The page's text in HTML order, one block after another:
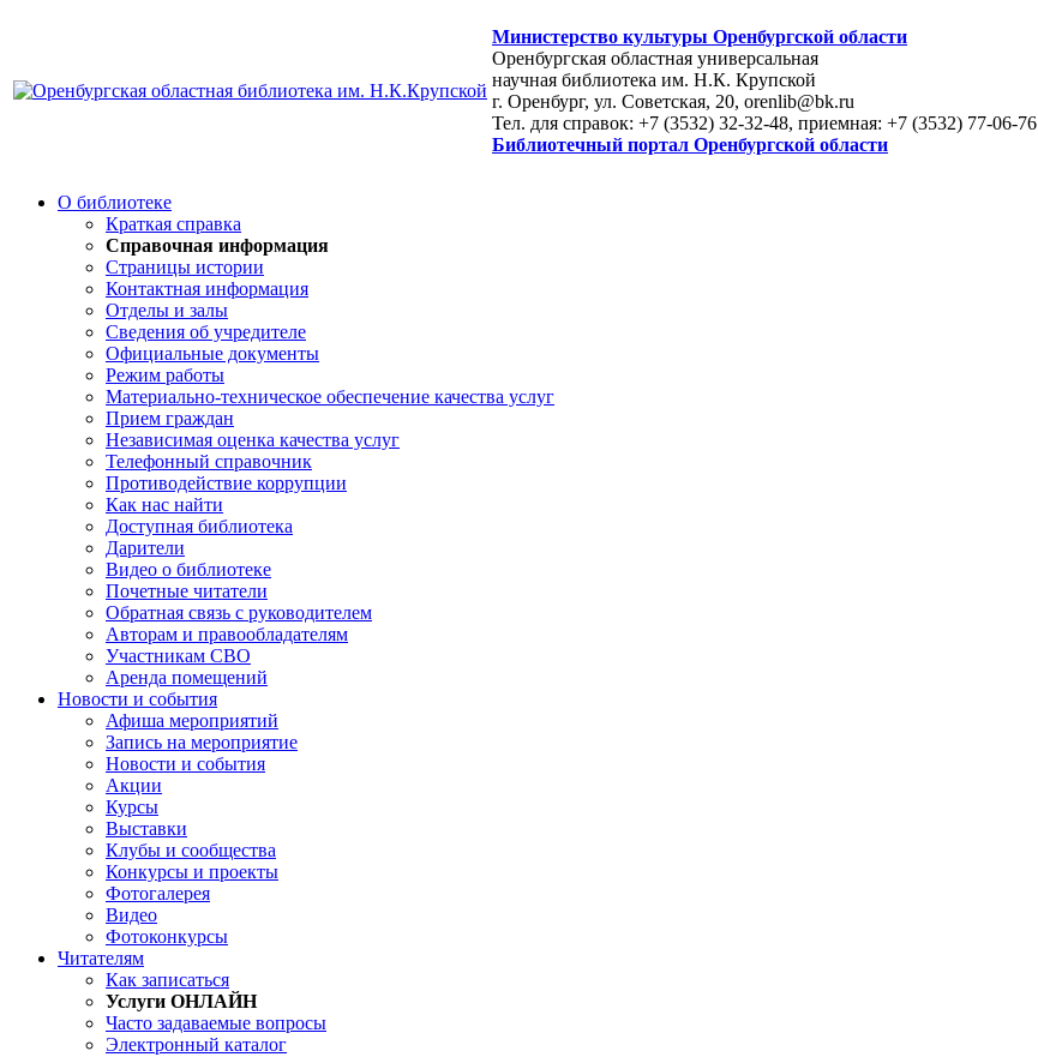
Министерство культуры Оренбургской области
Оренбургская областная универсальная
научная библиотека им. Н.К. Крупской
г. Оренбург, ул. Советская, 20, orenlib@bk.ru
Тел. для справок: +7 (3532) 32-32-48, приемная: +7 (3532) 77-06-76
Библиотечный портал Оренбургской области
О библиотеке
Краткая справка
Справочная информация
Страницы истории
Контактная информация
Отделы и залы
Сведения об учредителе
Официальные документы
Режим работы
Материально-техническое обеспечение качества услуг
Прием граждан
Независимая оценка качества услуг
Телефонный справочник
Противодействие коррупции
Как нас найти
Доступная библиотека
Дарители
Видео о библиотеке
Почетные читатели
Обратная связь с руководителем
Авторам и правообладателям
Участникам СВО
Аренда помещений
Новости и события
Афиша мероприятий
Запись на мероприятие
Новости и события
Акции
Курсы
Выставки
Клубы и сообщества
Конкурсы и проекты
Фотогалерея
Видео
Фотоконкурсы
Читателям
Как записаться
Услуги ОНЛАЙН
Часто задаваемые вопросы
Электронный каталог